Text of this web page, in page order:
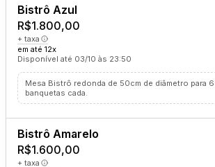
Bistrô Azul
R$1.800,00
+ taxa
em até 12x
Disponível até 03/10 às 23:50
Mesa Bistrô redonda de 50cm de diâmetro para
banquetas cada.
Bistrô Amarelo
R$1.600,00
+ taxa